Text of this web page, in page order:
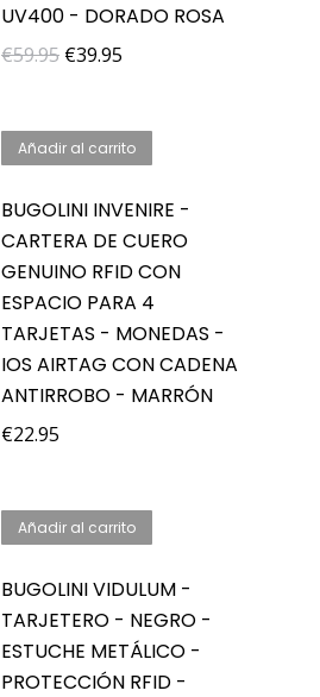
UV400 - DORADO ROSA
€59.95 El
era:
€39.95
es:
Añadir al carrito
BUGOLINI INVENIRE -
CARTERA DE CUERO
GENUINO RFID CON
ESPACIO PARA 4
TARJETAS - MONEDAS -
IOS AIRTAG CON CADENA
ANTIRROBO - MARRÓN
€22.95
Añadir al carrito
BUGOLINI VIDULUM -
TARJETERO - NEGRO -
ESTUCHE METÁLICO -
PROTECCIÓN RFID -